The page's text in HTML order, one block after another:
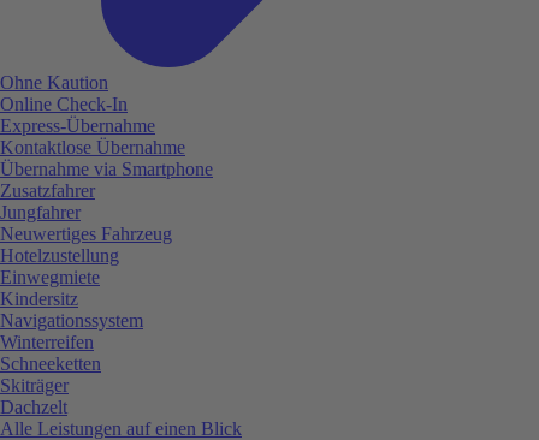
Ohne Kaution
Online Check-In
Express-Übernahme
Kontaktlose Übernahme
Übernahme via Smartphone
Zusatzfahrer
Jungfahrer
Neuwertiges Fahrzeug
Hotelzustellung
Einwegmiete
Kindersitz
Navigationssystem
Winterreifen
Schneeketten
Skiträger
Dachzelt
Alle Leistungen auf einen Blick